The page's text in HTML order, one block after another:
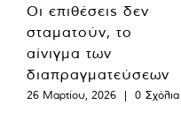
Οι επιθέσεις δεν
σταματούν, το
αίνιγμα των
διαπραγματεύσεων
26 Μαρτίου, 2026 | 0 Σχόλια